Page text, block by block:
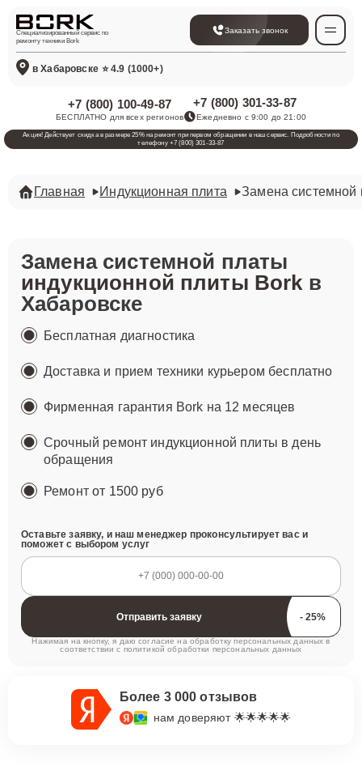
Специализированный сервис по
ремонту техники Bork
Заказать звонок
в Хабаровске ⭐ 4.9 (1000+)
+7 (800) 100-49-87
БЕСПЛАТНО для всех регионов
+7 (800) 301-33-87
Ежедневно с 9:00 до 21:00
Акция! Действует скидка в размере 25% на ремонт при первом обращении в наш сервис. Подробности по
телефону +7 (800) 301-33-87
Главная Индукционная плита Замена системной
Замена системной платы
индукционной плиты Borkв
Хабаровске
Бесплатная диагностика
Доставка и прием техники курьером бесплатно
Фирменная гарантия Bork на 12 месяцев
Срочный ремонт индукционной плиты в день
обращения
Ремонтот 1500 руб
Оставьте заявку, и наш менеджер проконсультирует вас и
поможет с выбором услуг
Отправить заявку
Нажимая на кнопку, я даю согласие на обработку персональных данных в
соответствии с политикой обработки персональных данных
Более 3 000 отзывов
нам доверяют 🌟🌟🌟🌟🌟